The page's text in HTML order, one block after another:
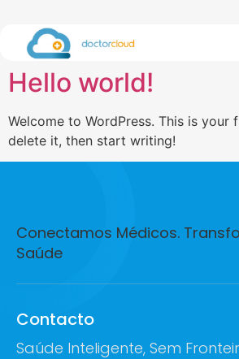
Hello world!
Welcome to WordPress. This is your
delete it, then start writing!
Conectamos Médicos.
Saúde
Contacto
Saúde Inteligente, Sem